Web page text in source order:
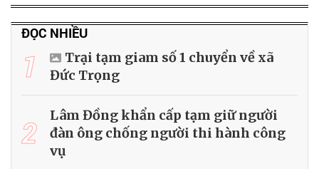
ĐỌC NHIỀU
1
Trại tạm giam số 1 chuyển về xã
Đức Trọng
2
Lâm Đồng khẩn cấp tạm giữ người
đàn ông chống người thi hành công
vụ